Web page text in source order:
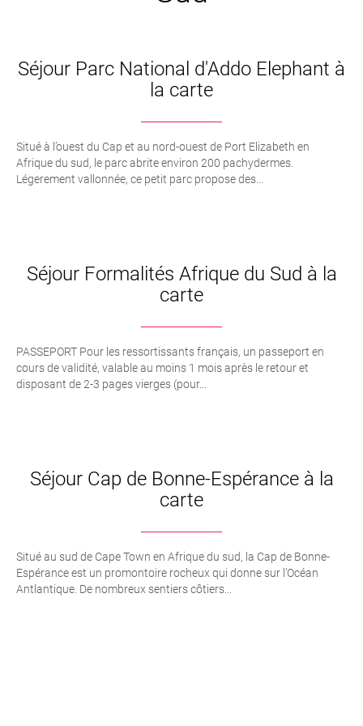
réserve, de même que d’autres espèces moins
spectaculaires comme les antilopes et les oiseaux. On
Découvrez nos circuits en Afrique du Sud :Nos voyages
en Afrique du Sud
Séjour Parc National d'Addo Elephant à
la carte
Situé à l’ouest du Cap et au nord-ouest de Port Elizabeth en
Afrique du sud, le parc abrite environ 200 pachydermes.
Légerement vallonnée, ce petit parc propose des...
Séjour Formalités Afrique du Sud à la
carte
PASSEPORT Pour les ressortissants français, un passeport en
cours de validité, valable au moins 1 mois après le retour et
disposant de 2-3 pages vierges (pour...
Séjour Cap de Bonne-Espérance à la
carte
Situé au sud de Cape Town en Afrique du sud, la Cap de Bonne-
Espérance est un promontoire rocheux qui donne sur l’Océan
Antlantique. De nombreux sentiers côtiers...